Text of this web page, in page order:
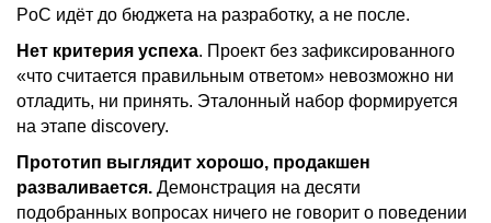
PoC идёт до бюджета на разработку, а не после.
Нет критерия успеха. Проект без зафиксированного
«что считается правильным ответом» невозможно ни
отладить, ни принять. Эталонный набор формируется
на этапе discovery.
Прототип выглядит хорошо, продакшен
разваливается. Демонстрация на десяти
подобранных вопросах ничего не говорит о поведении